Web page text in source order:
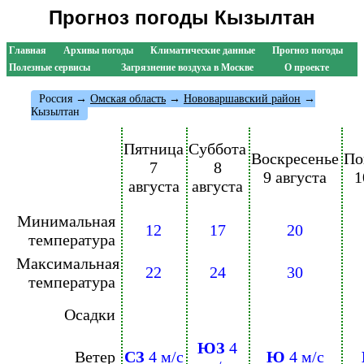
Прогноз погоды Кызылтан
Главная Архивы погоды Климатические данные
Прогноз погоды
Полезные сервисы
Загрязнение воздуха в Москве О проекте
Россия → Омская область → Нововаршавский район →
Кызылтан
Пятница
7
августа
Суббота
8
августа
Воскресенье
9 августа
Минимальная
температура
12 17
20
Максимальная
температура
22 24 30
Осадки
Ветер СЗ 4 м/с ЮЗ 4
Ю 4 м/с